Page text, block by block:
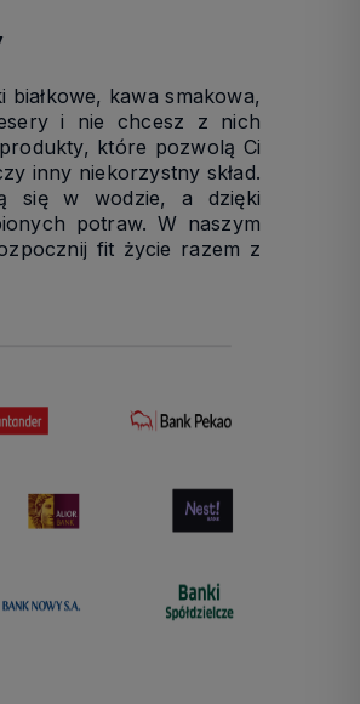
kawa smakowa,
i nie chcesz z nich
które pozwolą Ci
inny niekorzystny skład.
się w wodzie, a dzięki
potraw. W naszym
fit życie razem z